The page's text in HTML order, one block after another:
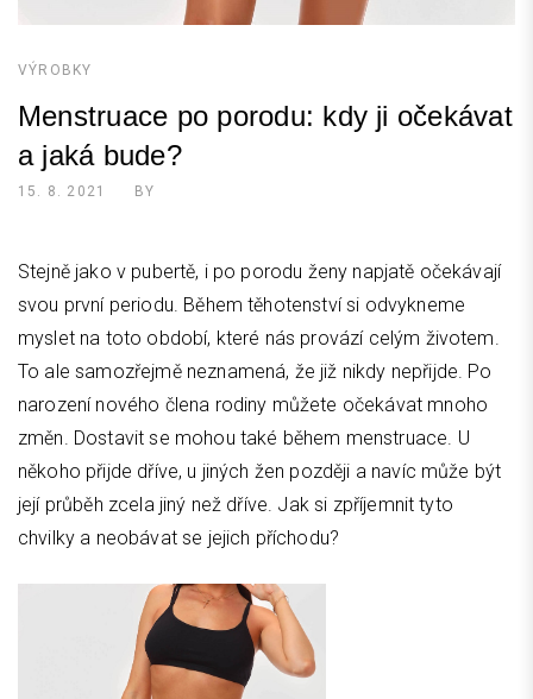
VÝROBKY
Menstruace po porodu: kdy ji očekávat
a jaká bude?
15. 8. 2021 BY
Stejně jako v pubertě, i po porodu ženy napjatě očekávají
svou první periodu. Během těhotenství si odvykneme
myslet na toto období, které nás provází celým životem.
To ale samozřejmě neznamená, že již nikdy nepřijde. Po
narození nového člena rodiny můžete očekávat mnoho
změn. Dostavit se mohou také během menstruace. U
někoho přijde dříve, u jiných žen později a navíc může být
její průběh zcela jiný než dříve. Jak si zpříjemnit tyto
chvilky a neobávat se jejich příchodu?